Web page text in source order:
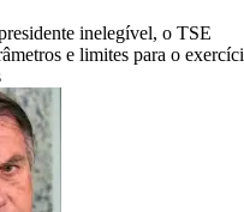
inelegível, o TSE
e limites para o